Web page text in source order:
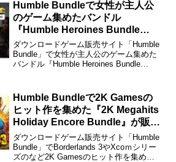
Humble Bundleで女性が主人公
のゲーム集めたバンドル
『Humble Heroines Bundle
Holiday Encore』が販売中。
ダウンロードゲーム販売サイト「Humble
Bundle」で女性が主人公のゲーム集めた
バンドル『Humble Heroines Bundle
Humbl...
Humble Bundleで2K Gamesの
ヒット作を集めた『2K Megahits
Holiday Encore Bundle』が販売
中。販売期間は12月15日午前4時
まで。
ダウンロードゲーム販売サイト「Humble
Bundle」でBorderlands 3やXcoｍシリー
ズのなど2K Gamesのヒット作を集めた